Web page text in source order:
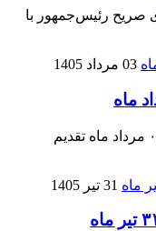
صریح رئیس‌جمهور با
03 مرداد 1405
تعدادی از صفحه اول روزنامه‌ های شنبه ۰۳ مرداد ماه تقدیم
31 تیر 1405